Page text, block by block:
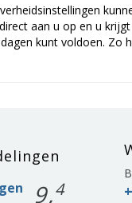
aan u op en u
kunt voldoen. Zo
9,4